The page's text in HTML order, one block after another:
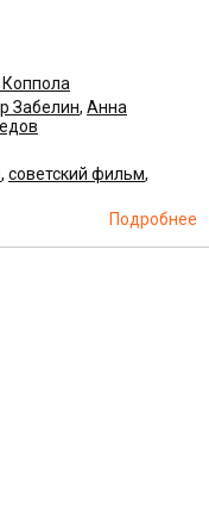
Забелин, Анна
, советский фильм,
Подробнее